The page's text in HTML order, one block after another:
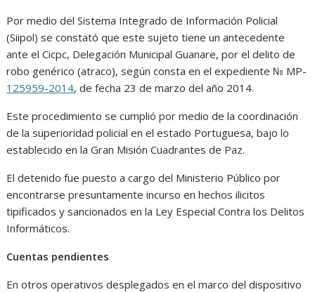
Por medio del Sistema Integrado de Información Policial
(Siipol) se constató que este sujeto tiene un antecedente
ante el Cicpc, Delegación Municipal Guanare, por el delito de
robo genérico (atraco), según consta en el expediente № MP-
125959-2014, de fecha 23 de marzo del año 2014.
Este procedimiento se cumplió por medio de la coordinación
de la superioridad policial en el estado Portuguesa, bajo lo
establecido en la Gran Misión Cuadrantes de Paz.
El detenido fue puesto a cargo del Ministerio Público por
encontrarse presuntamente incurso en hechos ilicitos
tipificados y sancionados en la Ley Especial Contra los Delitos
Informáticos.
Cuentas pendientes
En otros operativos desplegados en el marco del dispositivo